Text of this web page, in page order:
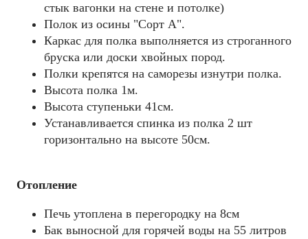
стык вагонки на стене и потолке)
Полок из осины "Cорт А".
Каркас для полка выполняется из строганного
бруска или доски хвойных пород.
Полки крепятся на саморезы изнутри полка.
Высота полка 1м.
Высота ступеньки 41см.
Устанавливается спинка из полка 2 шт
горизонтально на высоте 50см.
Отопление
Печь утоплена в перегородку на 8см
Бак выносной для горячей воды на 55 литров